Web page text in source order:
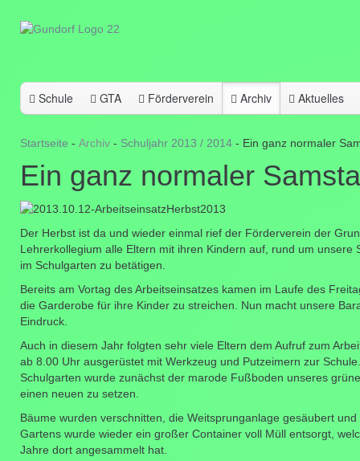
Schule GTA Förderverein Archiv Aktuelles
Startseite Archiv Schuljahr 2013 / 2014 Ein ganz normaler
Ein ganz normaler
Der Herbst ist da und wieder einmal rief der Förderverein der
Lehrerkollegium alle Eltern mit ihren Kindern auf, rund um
im Schulgarten zu betätigen.
Bereits am Vortag des Arbeitseinsatzes kamen im Laufe des
die Garderobe für ihre Kinder zu streichen. Nun macht unsere
Eindruck.
Auch in diesem Jahr folgten sehr viele Eltern dem Aufruf zum
ab 8.00 Uhr ausgerüstet mit Werkzeug und Putzeimern zur
Schulgarten wurde zunächst der marode Fußboden unseres
einen neuen zu setzen.
Bäume wurden verschnitten, die Weitsprunganlage gesäubert
Gartens wurde wieder ein großer Container voll Müll entsorgt,
Jahre dort angesammelt hat.